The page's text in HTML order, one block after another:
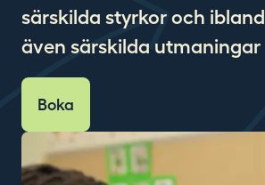
särskilda styrkor och ibland
även särskilda utmaningar
Boka